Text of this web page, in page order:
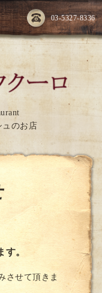
03-5327-8336
ュのお店
。
させて頂きま